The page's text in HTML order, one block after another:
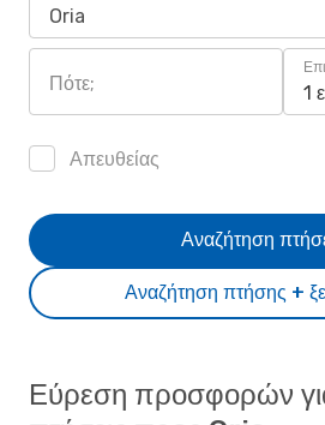
Oria
Πότε; 1
Απευθείας
Αναζήτηση πτήσης +
Αναζήτηση
Εύρεση προσφορών